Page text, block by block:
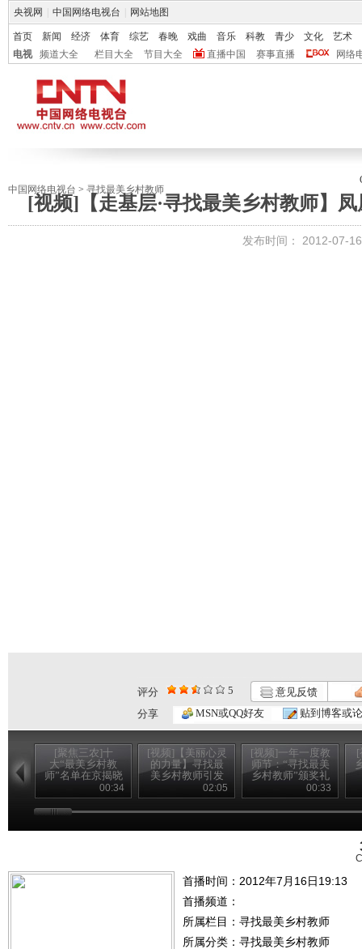
央视网 中国网络电视台 网站地图
首页 新闻 经济 体育 综艺 春晚 戏曲 音乐 科教 青少 文化
艺术
电视
频道大全 栏目大全 节目大全 直播中国 赛事直播 网络
中国网络电视台 > 寻找最美乡村教师
[视频]【走基层·寻找最美乡村教师】
发布时间： 2012-07-
评分 5
意见反馈
分享
MSN或QQ好友 贴到博客或
[聚焦三农]十
大“最美乡村教
师”名单在京揭晓
(20120910)00:34
[视频]【美丽心灵
的力量】寻找最
美乡村教师引发
强烈社会反响
02:05
[视频]一年一度教
师节：“寻找最美
乡村教师”颁奖礼
00:33
[
首播时间：2012年7月16日19:13
首播频道：
所属栏目： 寻找最美乡村教师
所属分类：寻找最美乡村教师